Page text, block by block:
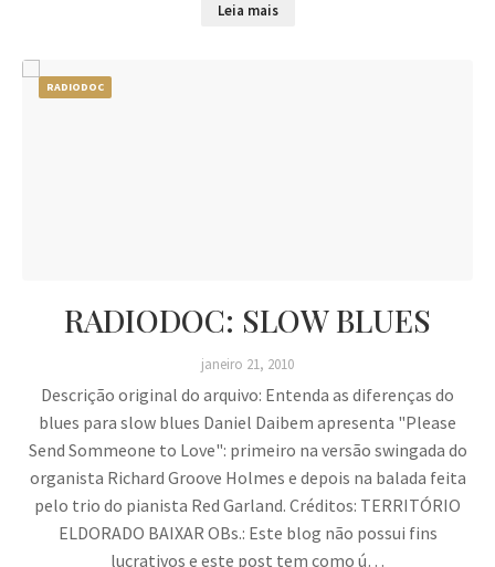
Leia mais
RADIODOC
RADIODOC: SLOW BLUES
janeiro 21, 2010
Descrição original do arquivo: Entenda as diferenças do
blues para slow blues Daniel Daibem apresenta "Please
Send Sommeone to Love": primeiro na versão swingada do
organista Richard Groove Holmes e depois na balada feita
pelo trio do pianista Red Garland. Créditos: TERRITÓRIO
ELDORADO BAIXAR OBs.: Este blog não possui fins
lucrativos e este post tem como ú…